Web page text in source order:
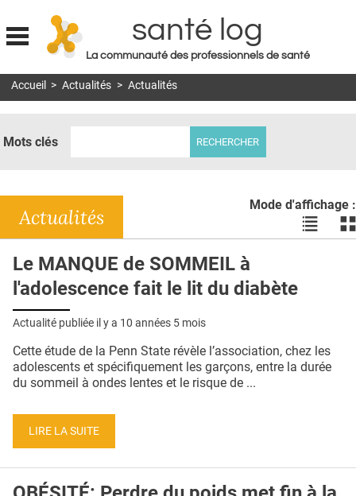
Jump to navigation
santé log
La communauté des professionnels de santé
MON COMPTE
DOSSIERS
RÉSEAUX
E-REVUE SAD
QUI SOMMES-NOUS ?
CONDITIONS GÉNÉRALES
CRÉDITS
Accueil > Actualités > Actualités
Mots clés
Mode d'affichage :
Voir
les
les
Actualités
Le MANQUE de SOMMEIL à
l'adolescence fait le lit du diabète
Actualité publiée il y a 10 années 5 mois
Cette étude de la Penn State révèle l’association, chez les
adolescents et spécifiquement les garçons, entre la durée
du sommeil à ondes lentes et le risque de ...
LIRE LA SUITE